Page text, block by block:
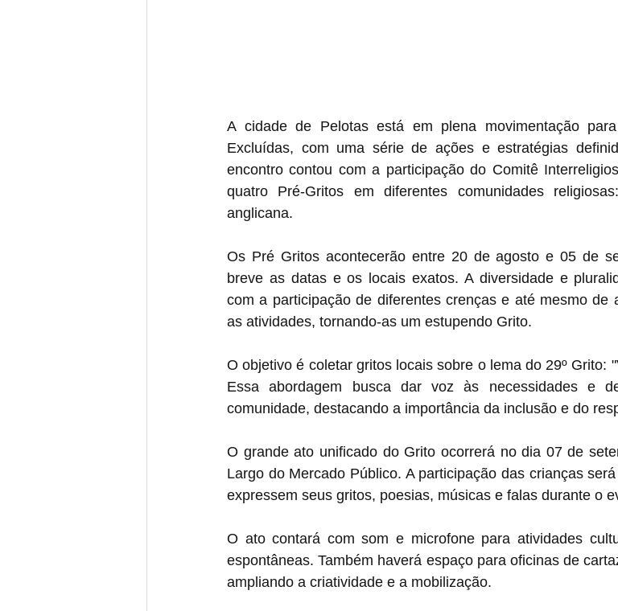
A cidade de Pelotas está em plena movimentação
Excluídas, com uma série de ações e estratégias
encontro contou com a participação do Comitê
quatro Pré-Gritos em diferentes comunidades
anglicana.
Os Pré Gritos acontecerão entre 20 de agosto e 05 de
breve as datas e os locais exatos. A diversidade e
com a participação de diferentes crenças e até mesmo de
as atividades, tornando-as um estupendo Grito.
O objetivo é coletar gritos locais sobre o lema do 29º Grito:
Essa abordagem busca dar voz às necessidades e
comunidade, destacando a importância da inclusão e do
O grande ato unificado do Grito ocorrerá no dia 07 de
Largo do Mercado Público. A participação das crianças
expressem seus gritos, poesias, músicas e falas durante o
O ato contará com som e microfone para atividades
espontâneas. Também haverá espaço para oficinas de
ampliando a criatividade e a mobilização.